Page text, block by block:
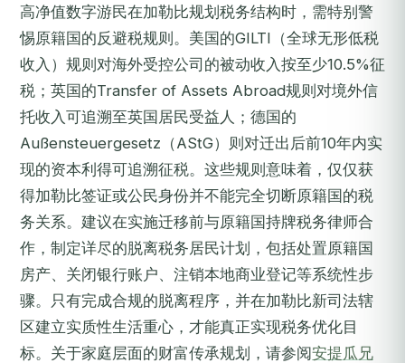
高净值数字游民在加勒比规划税务结构时，需特别警
惕原籍国的反避税规则。美国的GILTI（全球无形低税
收入）规则对海外受控公司的被动收入按至少10.5%征
税；英国的Transfer of Assets Abroad规则对境外信
托收入可追溯至英国居民受益人；德国的
Außensteuergesetz（AStG）则对迁出后前10年内实
现的资本利得可追溯征税。这些规则意味着，仅仅获
得加勒比签证或公民身份并不能完全切断原籍国的税
务关系。建议在实施迁移前与原籍国持牌税务律师合
作，制定详尽的脱离税务居民计划，包括处置原籍国
房产、关闭银行账户、注销本地商业登记等系统性步
骤。只有完成合规的脱离程序，并在加勒比新司法辖
区建立实质性生活重心，才能真正实现税务优化目
标。关于家庭层面的财富传承规划，请参阅安提瓜兄